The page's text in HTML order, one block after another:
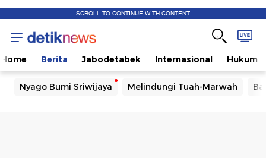
SCROLL TO CONTINUE WITH CONTENT
Home Berita Jabodetabek Internasional Hukum
Nyago Bumi Sriwijaya Melindungi Tuah-Marwah